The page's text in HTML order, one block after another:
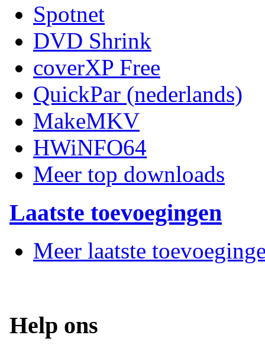
Spotnet
DVD Shrink
coverXP Free
QuickPar (nederlands)
MakeMKV
HWiNFO64
Meer top downloads
Laatste toevoegingen
Meer laatste
Help ons